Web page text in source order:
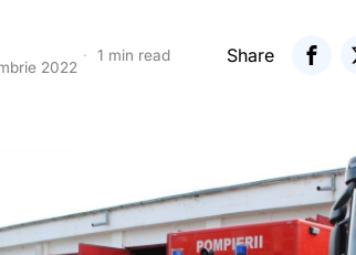
2022
1 min read Share